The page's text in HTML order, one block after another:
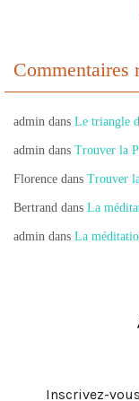
Commentaires
admin dans Le triangle
admin dans Trouver la
Florence dans Trouver
Bertrand dans La
admin dans La
Inscrivez-